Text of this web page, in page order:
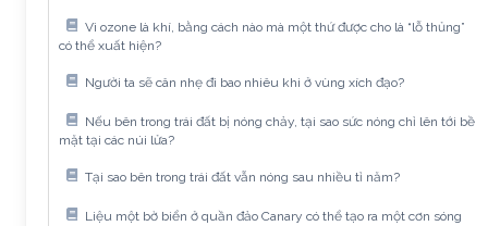
Vì ozone là khí, bằng cách nào mà một thứ được cho là “lỗ thủng”
có thể xuất hiện?
Người ta sẽ cân nhẹ đi bao nhiêu khi ở vùng xích đạo?
Nếu bên trong trái đất bị nóng chảy, tại sao sức nóng chỉ lên tới bề
mặt tại các núi lửa?
Tại sao bên trong trái đất vẫn nóng sau nhiều tỉ năm?
Liệu một bờ biển ở quần đảo Canary có thể tạo ra một cơn sóng